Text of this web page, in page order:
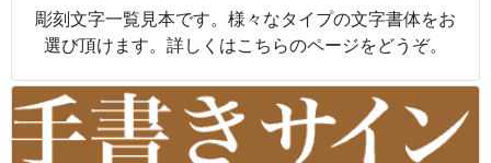
彫刻文字一覧見本です。様々なタイプの文字書体をお
選び頂けます。詳しくはこちらのページをどうぞ。